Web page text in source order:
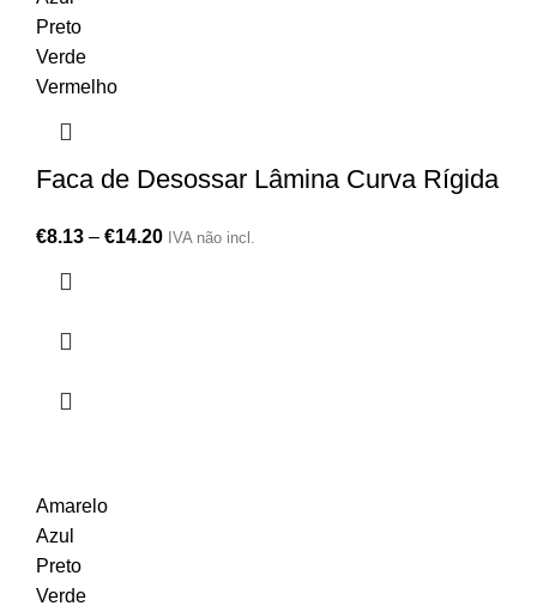
Preto
Verde
Vermelho
Faca de Desossar Lâmina Curva Rígida
€8.13 – €14.20 IVA não incl.
Amarelo
Azul
Preto
Verde